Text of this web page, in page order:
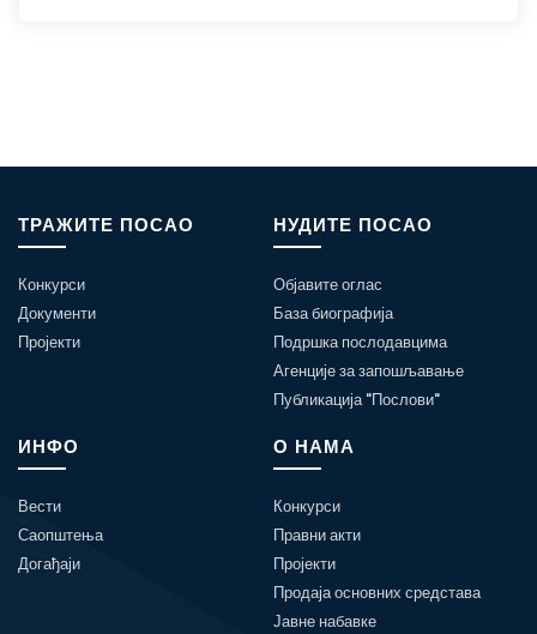
ТРАЖИТЕ ПОСАО
Конкурси
Документи
Пројекти
НУДИТЕ ПОСАО
Објавите оглас
База биографија
Подршка послодавцима
Агенције за запошљавање
Публикација "Послови"
ИНФО
Вести
Саопштења
Догађаји
О НАМА
Конкурси
Правни акти
Пројекти
Продаја основних средстава
Јавне набавке